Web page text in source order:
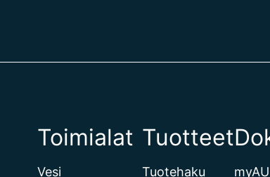
Toimialat
Vesi
Tuotteet
Tuotehaku